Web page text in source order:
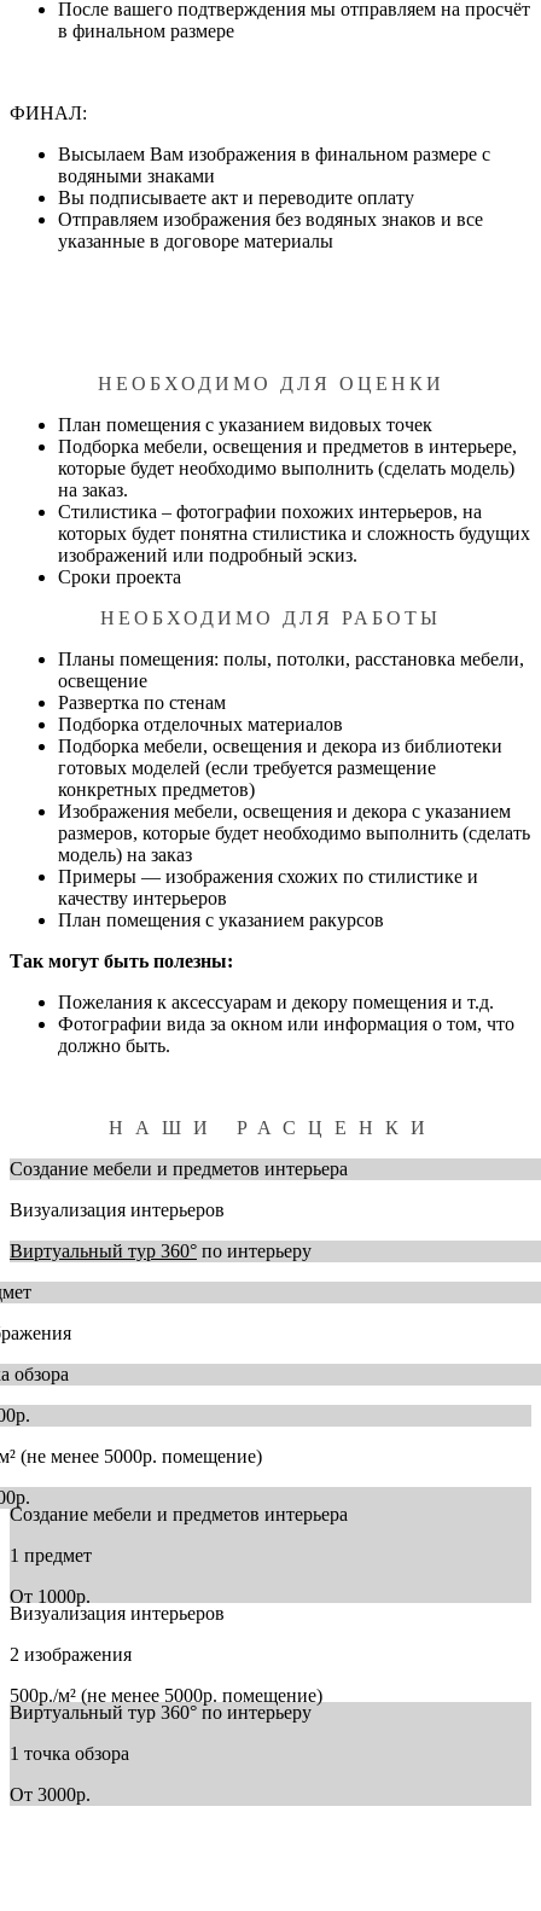
После вашего подтверждения мы отправляем на просчёт
в финальном размере
ФИНАЛ:
Высылаем Вам изображения в финальном размере с
водяными знаками
Вы подписываете акт и переводите оплату
Отправляем изображения без водяных знаков и все
указанные в договоре материалы
НЕОБХОДИМО ДЛЯ ОЦЕНКИ
План помещения с указанием видовых точек
Подборка мебели, освещения и предметов в интерьере,
которые будет необходимо выполнить (сделать модель)
на заказ.
Стилистика – фотографии похожих интерьеров, на
которых будет понятна стилистика и сложность будущих
изображений или подробный эскиз.
Сроки проекта
НЕОБХОДИМО ДЛЯ РАБОТЫ
Планы помещения: полы, потолки, расстановка мебели,
освещение
Развертка по стенам
Подборка отделочных материалов
Подборка мебели, освещения и декора из библиотеки
готовых моделей (если требуется размещение
конкретных предметов)
Изображения мебели, освещения и декора с указанием
размеров, которые будет необходимо выполнить (сделать
модель) на заказ
Примеры — изображения схожих по стилистике и
качеству интерьеров
План помещения с указанием ракурсов
Так могут быть полезны:
Пожелания к аксессуарам и декору помещения и т.д.
Фотографии вида за окном или информация о том, что
должно быть.
НАШИ РАСЦЕНКИ
Создание мебели и предметов интерьера
Визуализация интерьеров
Виртуальный тур 360° по интерьеру
обзора
(не менее 5000р. помещение)
Создание мебели и предметов интерьера
1 предмет
От 1000р.
Визуализация интерьеров
2 изображения
500р./м² (не менее 5000р. помещение)
Виртуальный тур 360° по интерьеру
1 точка обзора
От 3000р.